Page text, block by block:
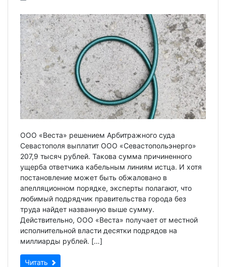
ООО «Веста» решением Арбитражного суда
Севастополя выплатит ООО «Севастопольэнерго»
207,9 тысяч рублей. Такова сумма причиненного
ущерба ответчика кабельным линиям истца. И хотя
постановление может быть обжаловано в
апелляционном порядке, эксперты полагают, что
любимый подрядчик правительства города без
труда найдет названную выше сумму.
Действительно, ООО «Веста» получает от местной
исполнительной власти десятки подрядов на
миллиарды рублей. […]
Читать